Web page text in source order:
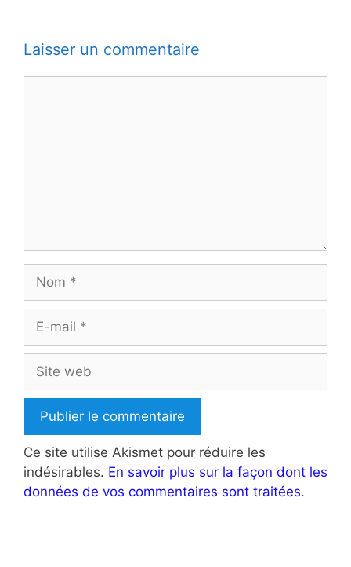
Laisser un commentaire
Nom
Site
web
Ce site utilise Akismet pour réduire les
indésirables. En savoir plus sur la façon dont les
données de vos commentaires sont traitées.